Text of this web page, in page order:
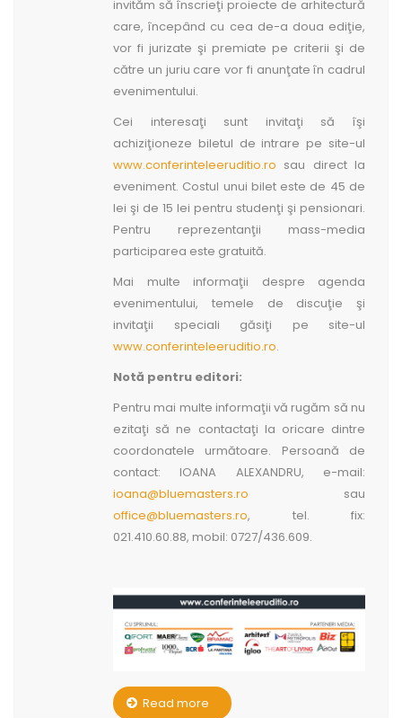
invităm să înscrieţi proiecte de arhitectură
care, începând cu cea de-a doua ediţie,
vor fi jurizate şi premiate pe criterii şi de
către un juriu care vor fi anunţate în cadrul
evenimentului.
Cei interesaţi sunt invitaţi să îşi
achiziţioneze biletul de intrare pe site-ul
www.conferinteleeruditio.ro sau direct la
eveniment. Costul unui bilet este de 45 de
lei şi de 15 lei pentru studenţi şi pensionari.
Pentru reprezentanţii mass-media
participarea este gratuită.
Mai multe informaţii despre agenda
evenimentului, temele de discuţie şi
invitaţii speciali găsiţi pe site-ul
www.conferinteleeruditio.ro.
Notă pentru editori:
Pentru mai multe informaţii vă rugăm să nu
ezitaţi să ne contactaţi la oricare dintre
coordonatele următoare. Persoană de
contact: IOANA ALEXANDRU, e-mail:
ioana@bluemasters.ro sau
office@bluemasters.ro, tel. fix:
021.410.60.88, mobil: 0727/436.609.
Read more